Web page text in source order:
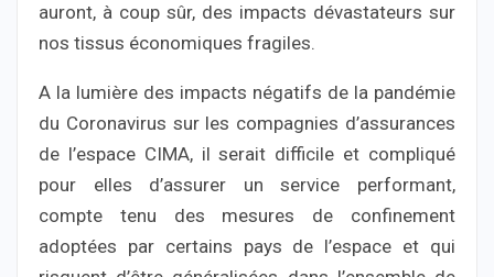
auront, à coup sûr, des impacts dévastateurs sur
nos tissus économiques fragiles.
A la lumière des impacts négatifs de la pandémie
du Coronavirus sur les compagnies d’assurances
de l’espace CIMA, il serait difficile et compliqué
pour elles d’assurer un service performant,
compte tenu des mesures de confinement
adoptées par certains pays de l’espace et qui